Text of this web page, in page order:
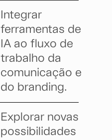
Integrar
ferramentas de
IA ao fluxo de
trabalho da
comunicação e
do branding.
Explorar novas
possibilidades